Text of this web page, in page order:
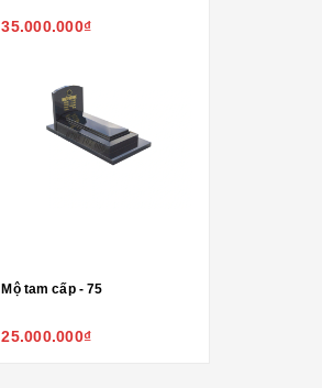
35.000.000₫
Mộ tam cấp - 75
25.000.000₫